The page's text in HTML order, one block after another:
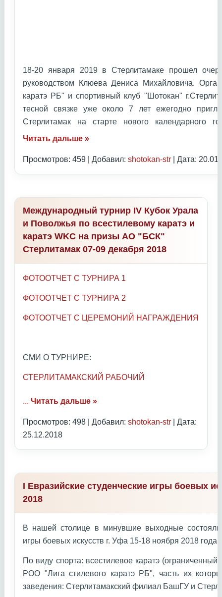
18-20 января 2019 в Стерлитамаке прошел
руководством Клюева Дениса Михайловича.
каратэ РБ" и спортивный клуб "Шотокан"
тесной связке уже около 7 лет ежегодно
Стерлитамак на старте нового
Читать дальше »
Просмотров: 459 | Добавил: shotokan-str | Дата:
Международный турнир IV Кубок Урала
и Поволжья по всестилевому каратэ и
каратэ WKC на призы АО "БСК"
Стерлитамак 07-09 декабря 2018
ФОТООТЧЕТ С ТУРНИРА 1
ФОТООТЧЕТ С ТУРНИРА 2
ФОТООТЧЕТ С ЦЕРЕМОНИЙ НАГРАЖДЕНИЯ
СМИ О ТУРНИРЕ:
СТЕРЛИТАМАКСКИЙ РАБОЧИЙ
... Читать дальше »
Просмотров: 498 | Добавил: shotokan-str | Дата:
25.12.2018
I Евразийские студенческие игры боевых
2018
В нашей столице в минувшие выходные
игры боевых искусств г. Уфа 15-18 ноября 2018 года
По виду спорта: всестилевое каратэ (ограниченный
РОО "Лига стилевого каратэ РБ", часть их
заведения: Стерлитамакский филиал БашГУ и